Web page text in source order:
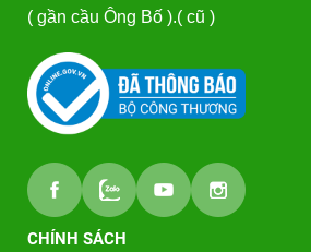
( gần cầu Ông Bố ).( cũ )
CHÍNH SÁCH